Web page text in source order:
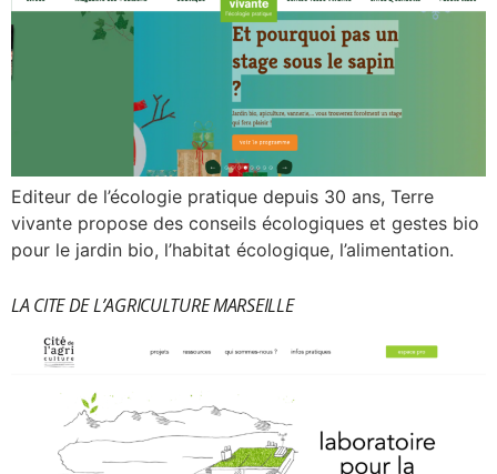
Editeur de l’écologie pratique depuis 30 ans, Terre
vivante propose des conseils écologiques et gestes bio
pour le jardin bio, l’habitat écologique, l’alimentation.
LA CITE DE L’AGRICULTURE MARSEILLE